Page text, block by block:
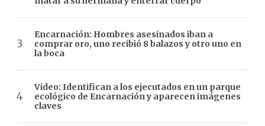
Encarnación: Hombres asesinados iban a
comprar oro, uno recibió 8 balazos y otro uno en
la boca
Video: Identifican a los ejecutados en un parque
ecológico de Encarnación y aparecen imágenes
claves